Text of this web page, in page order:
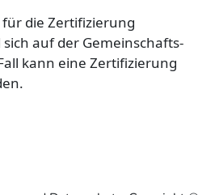
die Zertifizierung
auf der Gemeinschafts-
kann eine Zertifizierung